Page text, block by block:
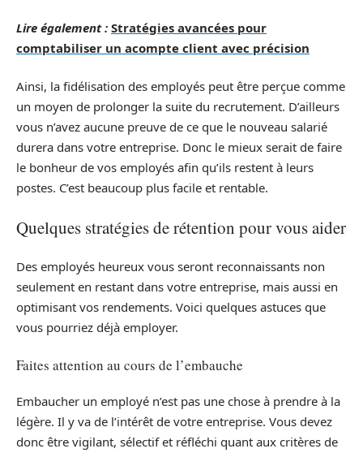
Lire également : Stratégies avancées pour
comptabiliser un acompte client avec précision
Ainsi, la fidélisation des employés peut être perçue comme
un moyen de prolonger la suite du recrutement. D’ailleurs
vous n’avez aucune preuve de ce que le nouveau salarié
durera dans votre entreprise. Donc le mieux serait de faire
le bonheur de vos employés afin qu’ils restent à leurs
postes. C’est beaucoup plus facile et rentable.
Quelques stratégies de rétention pour vous aider
Des employés heureux vous seront reconnaissants non
seulement en restant dans votre entreprise, mais aussi en
optimisant vos rendements. Voici quelques astuces que
vous pourriez déjà employer.
Faites attention au cours de l’embauche
Embaucher un employé n’est pas une chose à prendre à la
légère. Il y va de l’intérêt de votre entreprise. Vous devez
donc être vigilant, sélectif et réfléchi quant aux critères de